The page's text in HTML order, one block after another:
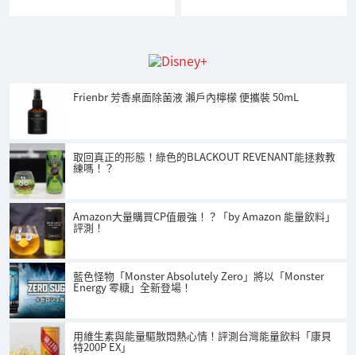
Frienbr 芳香桌面除菌液 瀨戶內檸檬 便攜裝 50mL
取回真正的形態！綠色的BLACKOUT REVENANT能拯救教
練嗎！？
Amazon大量購買CP值最強！？「by Amazon 能量飲料」
評測！
藍色怪物「Monster Absolutely Zero」將以「Monster
Energy 零糖」全新登場！
用維生素與能量驅散悶熱心情！評測台灣能量飲料「康貝
特200P EX」